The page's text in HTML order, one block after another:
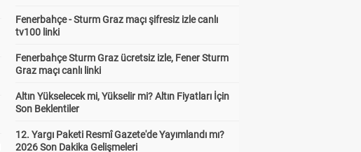
Fenerbahçe - Sturm Graz maçı şifresiz izle canlı
tv100 linki
Fenerbahçe Sturm Graz ücretsiz izle, Fener Sturm
Graz maçı canlı linki
Altın Yükselecek mi, Yükselir mi? Altın Fiyatları İçin
Son Beklentiler
12. Yargı Paketi Resmî Gazete'de Yayımlandı mı?
2026 Son Dakika Gelişmeleri